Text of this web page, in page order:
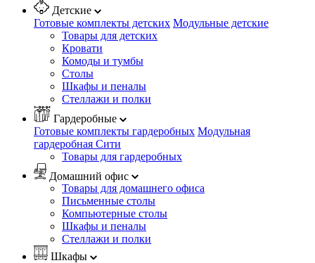
Детские
Готовые комплекты детских Модульные детские
Товары для детских
Кровати
Комоды и тумбы
Столы
Шкафы и пеналы
Стеллажи и полки
Гардеробные
Готовые комплекты гардеробных Модульная
гардеробная Сити
Товары для гардеробных
Домашний офис
Товары для домашнего офиса
Письменные столы
Компьютерные столы
Шкафы и пеналы
Стеллажи и полки
Шкафы